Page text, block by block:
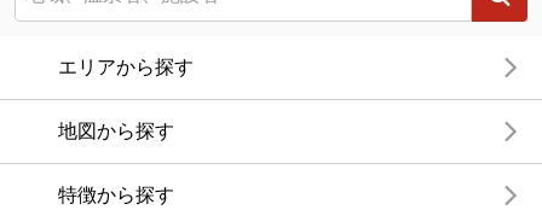
エリアから探す
地図から探す
特徴から探す